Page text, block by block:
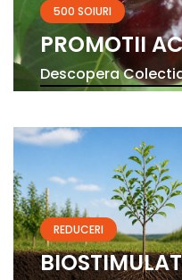
500 SOIURI
PROMOTII
Descopera
REDUCERI